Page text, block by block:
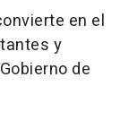
en el
y
de